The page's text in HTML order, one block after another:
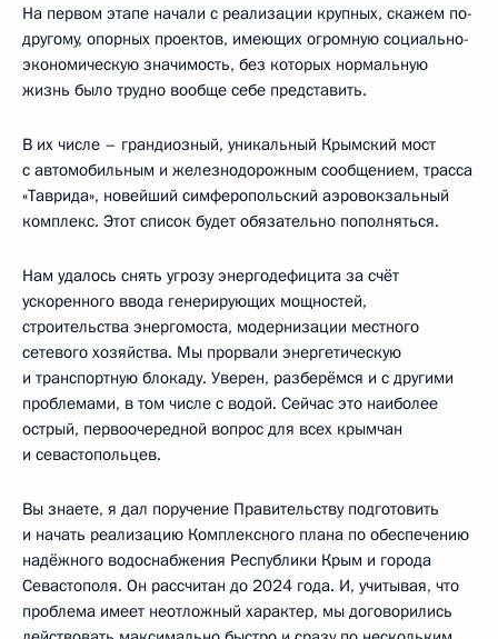
На первом этапе начали с реализации крупных, скажем по-
другому, опорных проектов, имеющих огромную социально-
экономическую значимость, без которых нормальную
жизнь было трудно вообще себе представить.
В их числе – грандиозный, уникальный Крымский мост
с автомобильным и железнодорожным сообщением, трасса
«Таврида», новейший симферопольский аэровокзальный
комплекс. Этот список будет обязательно пополняться.
Нам удалось снять угрозу энергодефицита за счёт
ускоренного ввода генерирующих мощностей,
строительства энергомоста, модернизации местного
сетевого хозяйства. Мы прорвали энергетическую
и транспортную блокаду. Уверен, разберёмся и с другими
проблемами, в том числе с водой. Сейчас это наиболее
острый, первоочередной вопрос для всех крымчан
и севастопольцев.
Вы знаете, я дал поручение Правительству подготовить
и начать реализацию Комплексного плана по обеспечению
надёжного водоснабжения Республики Крым и города
Севастополя. Он рассчитан до 2024 года. И, учитывая, что
проблема имеет неотложный характер, мы договорились